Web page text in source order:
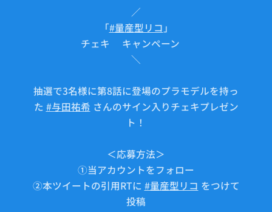
／
「#量産型リコ 」
チェキ🎁キャンペーン✨
＼
抽選で3名様に第8話に登場のプラモデルを持っ
た #与田祐希 さんのサイン入りチェキプレゼン
ト！
＜応募方法＞
①当アカウントをフォロー
②本ツイートの引用RTに #量産型リコ をつけて
投稿